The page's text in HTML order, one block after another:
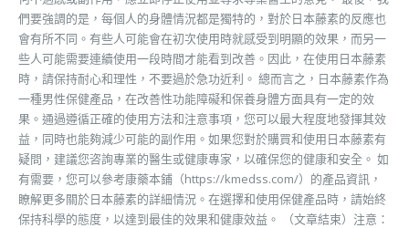
們要強調的是，每個人的身體情況都是獨特的，對於日本藤素的反應也
會有所不同。有些人可能會在初次使用時就感受到明顯的效果，而另一
些人可能需要連續使用一段時間才能看到改善。因此，在使用日本藤素
時，請保持耐心和理性，不要過於急功近利。 總而言之，日本藤素作為
一種男性保健產品，在改善性功能障礙和保養身體方面具有一定的效
果。通過遵循正確的使用方法和注意事項，您可以最大程度地發揮其效
益，同時也能夠減少可能的副作用。如果您對於購買和使用日本藤素有
疑問，建議您咨詢專業的醫生或健康專家，以確保您的健康和安全。 如
有需要，您可以參考康藥本鋪（https://kmedss.com/）的產品資訊，
瞭解更多關於日本藤素的詳細情況。在選擇和使用保健產品時，請始終
保持科學的態度，以達到最佳的效果和健康效益。 （文章結束）注意：